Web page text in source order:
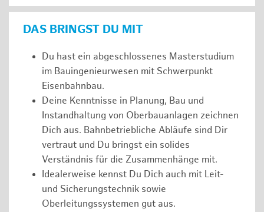
DAS BRINGST DU MIT
Du hast ein abgeschlossenes Masterstudium
im Bauingenieurwesen mit Schwerpunkt
Eisenbahnbau.
Deine Kenntnisse in Planung, Bau und
Instandhaltung von Oberbauanlagen zeichnen
Dich aus. Bahnbetriebliche Abläufe sind Dir
vertraut und Du bringst ein solides
Verständnis für die Zusammenhänge mit.
Idealerweise kennst Du Dich auch mit Leit-
und Sicherungstechnik sowie
Oberleitungssystemen gut aus.